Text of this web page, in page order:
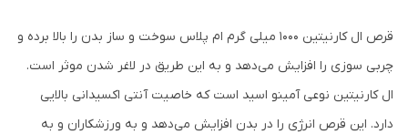
تعداد 30 عدد
قرص ال کارنیتین 1000 میلی گرم ام پلاس سوخت و ساز بدن را بالا برده و
چربی سوزی را افزایش می‌دهد و به این طریق در لاغر شدن موثر است.
ال کارنیتین نوعی آمینو اسید است که خاصیت آنتی اکسیدانی بالایی
دارد. این قرص انرژی را در بدن افزایش می‌دهد و به ورزشکاران و به